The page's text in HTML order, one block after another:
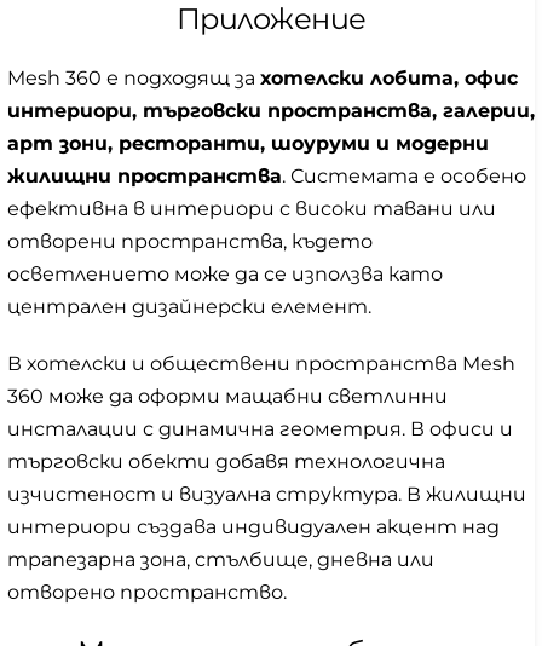
Приложение
Mesh 360 е подходящ за хотелски лобита, офис
интериори, търговски пространства, галерии,
арт зони, ресторанти, шоуруми и модерни
жилищни пространства. Системата е особено
ефективна в интериори с високи тавани или
отворени пространства, където
осветлението може да се използва като
централен дизайнерски елемент.
В хотелски и обществени пространства Mesh
360 може да оформи мащабни светлинни
инсталации с динамична геометрия. В офиси и
търговски обекти добавя технологична
изчистеност и визуална структура. В жилищни
интериори създава индивидуален акцент над
трапезарна зона, стълбище, дневна или
отворено пространство.